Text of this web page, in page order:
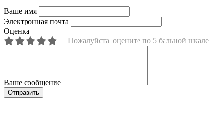
Ваше имя
Электронная почта
Оценка
Пожалуйста, оцените по 5 бальной шкале
Ваше сообщение